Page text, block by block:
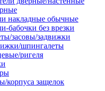
накладные обычные
бабочки без врезки
засовы/задвижки
шпингалеты
ригеля
корпуса защелок